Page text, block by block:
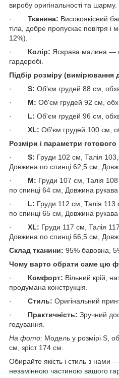
виробу оригінальності та шарму.
· Тканина: Високоякісний
тіла, добре пропускає повітря і
12%).
· Колір: Яскрава малина —
гардеробі.
Підбір розміру (вимірювання
· S: Об'єм грудей 88 см,
· M: Об'єм грудей 92 см,
· L: Об'єм грудей 96 см,
· XL: Об'єм грудей 100 см,
Розміри і параметри
· S: Груди 102 см, Талія
Довжина по спинці 62,5 см,
· M: Груди 107 см, Талія
по спинці 64 см, Довжина рукава
· L: Груди 112 см, Талія
по спинці 65 см, Довжина
· XL: Груди 117 см, Талія
Довжина по спинці 66,5 см,
Склад тканини: 95% бавовна,
Чому варто обрати саме цю
· Комфорт: Вільний крій,
продумана конструкція.
· Стиль: Оригінальний
· Практичність: Зручний
годування.
На фото: Модель у розмірі S,
см, зріст 174 см.
Обирайте якість і стиль з нами
незамінною частиною вашого